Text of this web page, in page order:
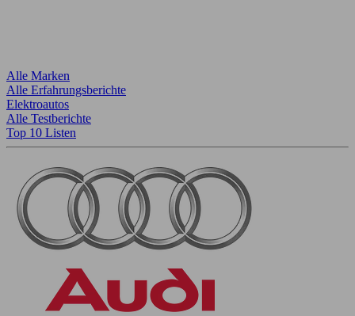
Alle Marken
Alle Erfahrungsberichte
Elektroautos
Alle Testberichte
Top 10 Listen